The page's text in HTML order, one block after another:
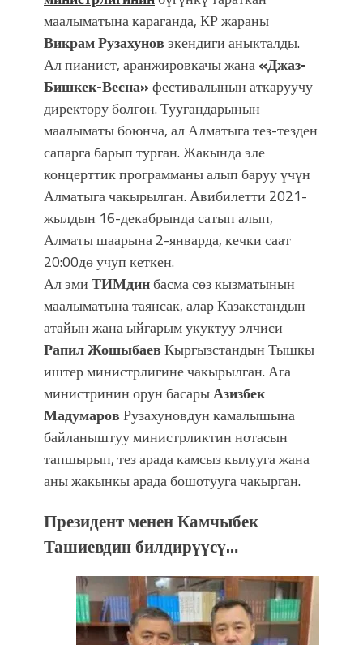
маалыматына караганда, КР жараны
Викрам Рузахуновэкендиги аныкталды.
Ал пианист, аранжировкачы жана«Джаз-
Бишкек-Весна»фестивалынын аткаруучу
директору болгон. Туугандарынын
маалыматы боюнча, ал Алматыга тез-тезден
сапарга барып турган. Жакында эле
концерттик программаны алып баруу үчүн
Алматыга чакырылган. Авибилетти 2021-
жылдын 16-декабрында сатып алып,
Алматы шаарына 2-январда, кечки саат
20:00дө учуп кеткен.
Ал эмиТИМдинбасма сөз кызматынын
маалыматына таянсак, алар Казакстандын
атайын жана ыйгарым укуктуу элчиси
Рапил ЖошыбаевКыргызстандын Тышкы
иштер министрлигине чакырылган. Ага
министринин орун басарыАзизбек
МадумаровРузахуновдун камалышына
байланыштуу министрликтин нотасын
тапшырып, тез арада камсыз кылууга жана
аны жакынкы арада бошотууга чакырган.
Президент менен Камчыбек
Ташиевдин билдирүүсү…